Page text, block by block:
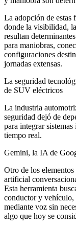
La adopción de estas
donde la visibilidad,
resultan
para maniobras,
configuraciones
jornadas extensas.
La seguridad
de SUV eléctricos
La industria
seguridad dejó de
para integrar
tiempo real.
Gemini, la IA de
Otro de los
artificial
Esta herramienta
conductor y vehículo,
mediante voz sin
algo que hoy se